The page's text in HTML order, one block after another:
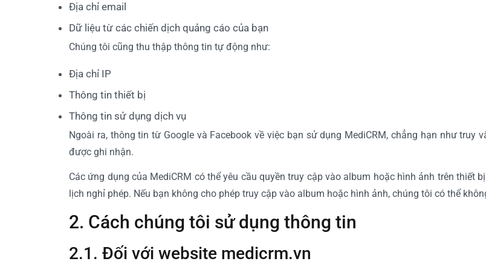
Địa chỉ email
Dữ liệu từ các chiến dịch quảng cáo của bạn
Chúng tôi cũng thu thập thông tin tự động như:
Địa chỉ IP
Thông tin thiết bị
Thông tin sử dụng dịch vụ
Ngoài ra, thông tin từ Google và Facebook về việc bạn sử dụng MediCRM, chẳng hạn như
được ghi nhận.
Các ứng dụng của MediCRM có thể yêu cầu quyền truy cập vào album hoặc hình ảnh trên
lịch nghỉ phép. Nếu bạn không cho phép truy cập vào album hoặc hình ảnh, chúng tôi có thể
2. Cách chúng tôi sử dụng thông tin
2.1. Đối với website medicrm.vn